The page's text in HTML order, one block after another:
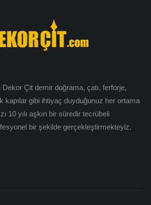
Dekor Çit demir doğrama, çatı, ferforje,
kapılar gibi ihtiyaç duyduğunuz her ortama
10 yılı aşkın bir süredir tecrübeli
bir şekilde gerçekleştirmekteyiz.